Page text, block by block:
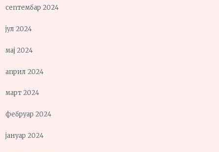
септембар 2024
јул 2024
мај 2024
април 2024
март 2024
фебруар 2024
јануар 2024